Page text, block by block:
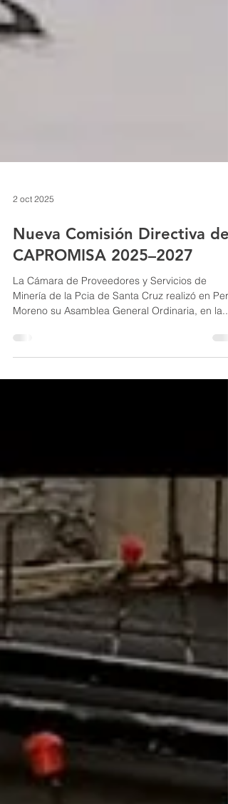
Nueva Comisión Directiva de
CAPROMISA 2025–2027
La Cámara de Proveedores y Servicios de
Minería de la Pcia de Santa Cruz realizó en
Moreno su Asamblea General Ordinaria, en la...